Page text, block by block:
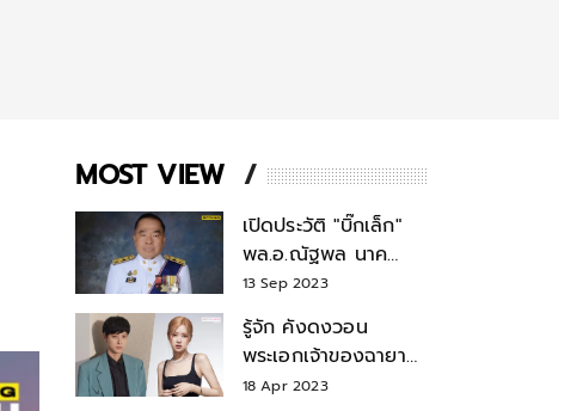
MOST VIEW
เปิดประวัติ "บิ๊กเล็ก"
พล.อ.ณัฐพล นาค
พาณิชย์ จากเลขาฯ
สมช.-เลขาฯ
รมว.กลาโหม
13 Sep 2023
รู้จัก คังดงวอน
พระเอกเจ้าของฉายา
สมบัติแห่งชาติ หลังมี
18 Apr 2023